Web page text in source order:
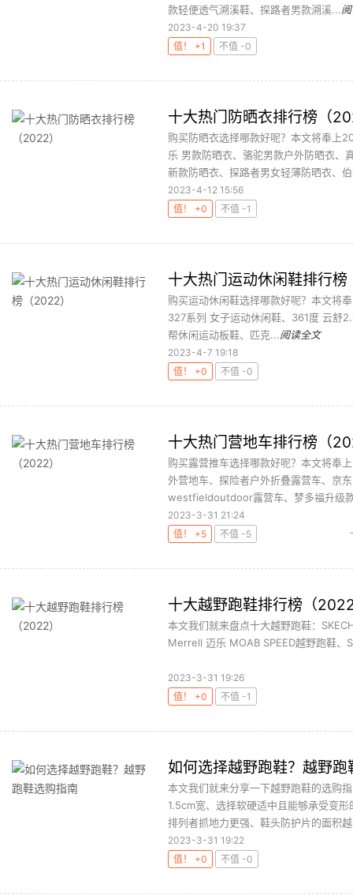
款轻便透气溯溪鞋、探路者男款溯溪...
2023-4-20 19:37
值！ +1
不值 -0
十大热门防晒衣排行榜（
购买防晒衣选择哪款好呢？本文将奉上
乐 男款防晒衣、骆驼男款户外防晒衣、
新款防晒衣、探路者男女轻薄防晒衣、
2023-4-12 15:56
值！ +0
不值 -1
十大热门运动休闲鞋排行
购买运动休闲鞋选择哪款好呢？本文将
327系列 女子运动休闲鞋、361度 云舒
帮休闲运动板鞋、匹克...阅读全文
2023-4-7 19:18
值！ +0
不值 -0
十大热门营地车排行榜（
购买露营推车选择哪款好呢？本文将奉
外营地车、探险者户外折叠露营车、京
westfieldoutdoor露营车、梦多福升级
2023-3-31 21:24
值！ +5
不值 -5
十大越野跑鞋排行榜（
本文我们就来盘点十大越野跑鞋：
Merrell 迈乐 MOAB SPEED越野跑鞋、
2023-3-31 19:26
值！ +0
不值 -1
如何选择越野跑鞋？越野跑
本文我们就来分享一下越野跑鞋的选购
1.5cm宽、选择软硬适中且能够承受变
排列者抓地力更强、鞋头防护片的面积
2023-3-31 19:22
值！ +0
不值 -0